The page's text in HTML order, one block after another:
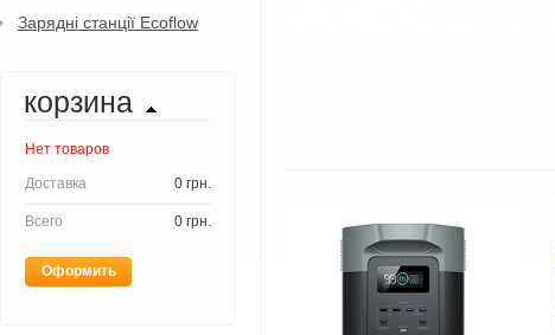
Зарядні станції Ecoflow
корзина
Нет товаров
Доставка 0 грн.
Всего 0 грн.
Оформить